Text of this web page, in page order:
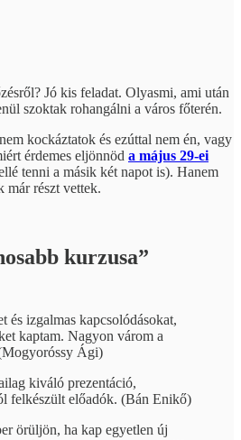
Jó kis feladat. Olyasmi, ami után
szoktak rohangálni a város főterén.
kockáztatok és ezúttal nem én, vagy
érdemes eljönnöd a május 29-ei
tenni a másik két napot is). Hanem
már részt vettek.
kurzusa”
és izgalmas kapcsolódásokat,
kaptam. Nagyon várom a
Ági)
kiváló prezentáció,
felkészült előadók. (Bán Enikő)
örüljön, ha kap egyetlen új